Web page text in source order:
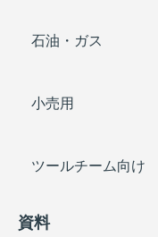
石油・ガス
小売用
ツールチーム向け
資料